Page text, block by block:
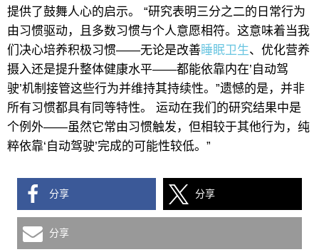
提供了鼓舞人心的启示。 “研究表明三分之二的日常行为
由习惯驱动，且多数习惯与个人意愿相符。这意味着当我
们决心培养积极习惯——无论是改善睡眠卫生、优化营养
摄入还是提升整体健康水平——都能依靠内在’自动驾
驶’机制接管这些行为并维持其持续性。”遗憾的是，并非
所有习惯都具有同等特性。 运动在我们的研究结果中是
个例外——虽然它常由习惯触发，但相较于其他行为，纯
粹依靠‘自动驾驶’完成的可能性较低。”
分享 分享
分享